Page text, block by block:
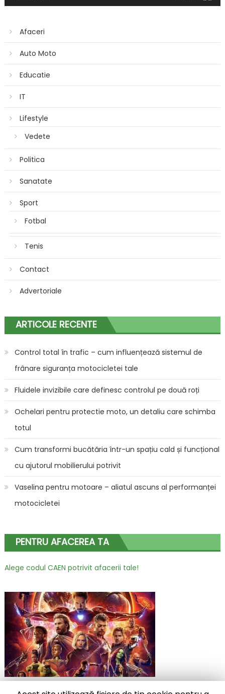
Afaceri
Auto Moto
Educatie
IT
Lifestyle
Vedete
Politica
Sanatate
Sport
Fotbal
Tenis
Contact
Advertoriale
ARTICOLE RECENTE
Control total în trafic – cum influențează sistemul de
frânare siguranța motocicletei tale
Fluidele invizibile care definesc controlul pe două roți
Ochelari pentru protectie moto, un detaliu care schimba
totul
Cum transformi bucătăria într-un spațiu cald și funcțional
cu ajutorul mobilierului potrivit
Vaselina pentru motoare – aliatul ascuns al performanței
motocicletei
PENTRU AFACEREA TA
Alege codul CAEN potrivit afacerii tale!